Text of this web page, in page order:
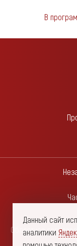
В
Областное
Данный сайт
аналитики